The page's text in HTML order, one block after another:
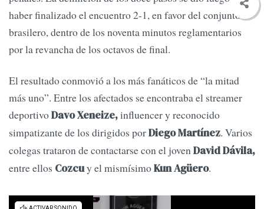
haber finalizado el encuentro 2-1, en favor del conjunto
brasilero, dentro de los noventa minutos reglamentarios
por la revancha de los octavos de final.
El resultado conmovió a los más fanáticos de “la mitad
más uno”. Entre los afectados se encontraba el streamer
deportivoDavo Xeneize,influencer y reconocido
simpatizante de los dirigidos porDiego Martínez. Varios
colegas trataron de contactarse con el jovenDavid Dávila,
entre ellos Cozcuy el mismísimoKun Agüero.